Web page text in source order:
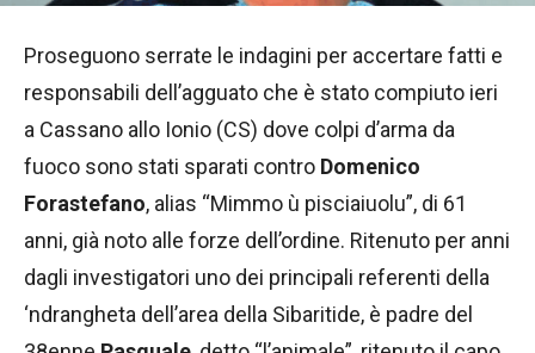
Proseguono serrate le indagini per accertare fatti e
responsabili dell’agguato che è stato compiuto ieri
a Cassano allo Ionio (CS) dove colpi d’arma da
fuoco sono stati sparati contro Domenico
Forastefano, alias “Mimmo ù pisciaiuolu”, di 61
anni, già noto alle forze dell’ordine. Ritenuto per anni
dagli investigatori uno dei principali referenti della
‘ndrangheta dell’area della Sibaritide, è padre del